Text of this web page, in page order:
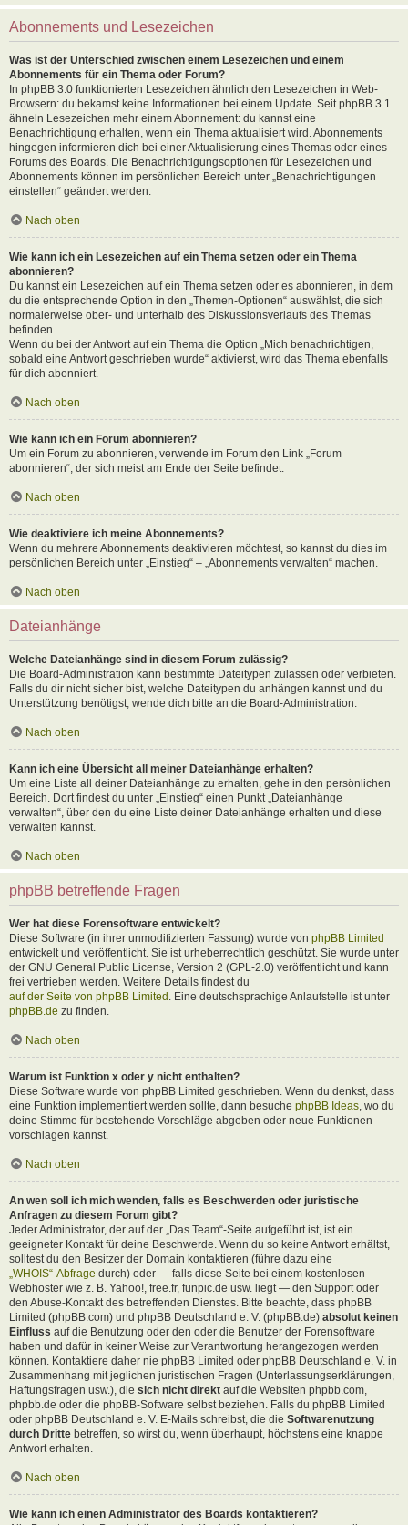
Abonnements und Lesezeichen
Was ist der Unterschied zwischen einem Lesezeichen und einem
Abonnements für ein Thema oder Forum?
In phpBB 3.0 funktionierten Lesezeichen ähnlich den Lesezeichen in Web-
Browsern: du bekamst keine Informationen bei einem Update. Seit phpBB 3.1
ähneln Lesezeichen mehr einem Abonnement: du kannst eine
Benachrichtigung erhalten, wenn ein Thema aktualisiert wird. Abonnements
hingegen informieren dich bei einer Aktualisierung eines Themas oder eines
Forums des Boards. Die Benachrichtigungsoptionen für Lesezeichen und
Abonnements können im persönlichen Bereich unter „Benachrichtigungen
einstellen“ geändert werden.
Nach oben
Wie kann ich ein Lesezeichen auf ein Thema setzen oder ein Thema
abonnieren?
Du kannst ein Lesezeichen auf ein Thema setzen oder es abonnieren, in dem
du die entsprechende Option in den „Themen-Optionen“ auswählst, die sich
normalerweise ober- und unterhalb des Diskussionsverlaufs des Themas
befinden.
Wenn du bei der Antwort auf ein Thema die Option „Mich benachrichtigen,
sobald eine Antwort geschrieben wurde“ aktivierst, wird das Thema ebenfalls
für dich abonniert.
Nach oben
Wie kann ich ein Forum abonnieren?
Um ein Forum zu abonnieren, verwende im Forum den Link „Forum
abonnieren“, der sich meist am Ende der Seite befindet.
Nach oben
Wie deaktiviere ich meine Abonnements?
Wenn du mehrere Abonnements deaktivieren möchtest, so kannst du dies im
persönlichen Bereich unter „Einstieg“ – „Abonnements verwalten“ machen.
Nach oben
Dateianhänge
Welche Dateianhänge sind in diesem Forum zulässig?
Die Board-Administration kann bestimmte Dateitypen zulassen oder verbieten.
Falls du dir nicht sicher bist, welche Dateitypen du anhängen kannst und du
Unterstützung benötigst, wende dich bitte an die Board-Administration.
Nach oben
Kann ich eine Übersicht all meiner Dateianhänge erhalten?
Um eine Liste all deiner Dateianhänge zu erhalten, gehe in den persönlichen
Bereich. Dort findest du unter „Einstieg“ einen Punkt „Dateianhänge
verwalten“, über den du eine Liste deiner Dateianhänge erhalten und diese
verwalten kannst.
Nach oben
phpBB betreffende Fragen
Wer hat diese Forensoftware entwickelt?
Diese Software (in ihrer unmodifizierten Fassung) wurde von phpBB Limited
entwickelt und veröffentlicht. Sie ist urheberrechtlich geschützt. Sie wurde unter
der GNU General Public License, Version 2 (GPL-2.0) veröffentlicht und kann
frei vertrieben werden. Weitere Details findest du
auf der Seite von phpBB Limited . Eine deutschsprachige Anlaufstelle ist unter
phpBB.de zu finden.
Nach oben
Warum ist Funktion x oder y nicht enthalten?
Diese Software wurde von phpBB Limited geschrieben. Wenn du denkst, dass
eine Funktion implementiert werden sollte, dann besuche phpBB Ideas , wo du
deine Stimme für bestehende Vorschläge abgeben oder neue Funktionen
vorschlagen kannst.
Nach oben
An wen soll ich mich wenden, falls es Beschwerden oder juristische
Anfragen zu diesem Forum gibt?
Jeder Administrator, der auf der „Das Team“-Seite aufgeführt ist, ist ein
geeigneter Kontakt für deine Beschwerde. Wenn du so keine Antwort erhältst,
solltest du den Besitzer der Domain kontaktieren (führe dazu eine
„WHOIS“-Abfrage durch) oder — falls diese Seite bei einem kostenlosen
Webhoster wie z. B. Yahoo!, free.fr, funpic.de usw. liegt — den Support oder
den Abuse-Kontakt des betreffenden Dienstes. Bitte beachte, dass phpBB
Limited (phpBB.com) und phpBB Deutschland e. V. (phpBB.de) absolut keinen
Einfluss auf die Benutzung oder den oder die Benutzer der Forensoftware
haben und dafür in keiner Weise zur Verantwortung herangezogen werden
können. Kontaktiere daher nie phpBB Limited oder phpBB Deutschland e. V. in
Zusammenhang mit jeglichen juristischen Fragen (Unterlassungserklärungen,
Haftungsfragen usw.), die sich nicht direkt auf die Websiten phpbb.com,
phpbb.de oder die phpBB-Software selbst beziehen. Falls du phpBB Limited
oder phpBB Deutschland e. V. E-Mails schreibst, die die Softwarenutzung
durch Dritte betreffen, so wirst du, wenn überhaupt, höchstens eine knappe
Antwort erhalten.
Nach oben
Wie kann ich einen Administrator des Boards kontaktieren?